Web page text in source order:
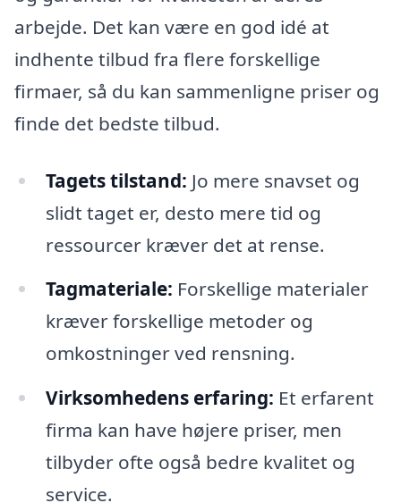
arbejde. Det kan være en god idé at
indhente tilbud fra flere forskellige
firmaer, så du kan sammenligne priser og
finde det bedste tilbud.
Tagets tilstand: Jo mere snavset og
slidt taget er, desto mere tid og
ressourcer kræver det at rense.
Tagmateriale: Forskellige materialer
kræver forskellige metoder og
omkostninger ved rensning.
Virksomhedens erfaring: Et erfarent
firma kan have højere priser, men
tilbyder ofte også bedre kvalitet og
service.